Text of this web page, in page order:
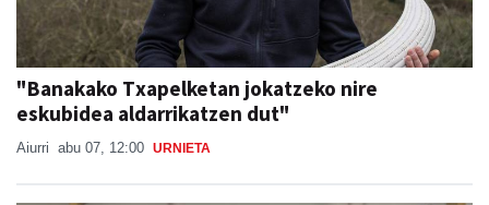
"Banakako Txapelketan jokatzeko nire
eskubidea aldarrikatzen dut"
Aiurri abu 07, 12:00 URNIETA